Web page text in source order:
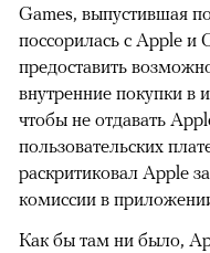
Games, выпустившая
поссорилась с Apple и
предоставить
внутренние покупки в
чтобы не отдавать
пользовательских
раскритиковал Apple
комиссии в
Как бы там ни было,